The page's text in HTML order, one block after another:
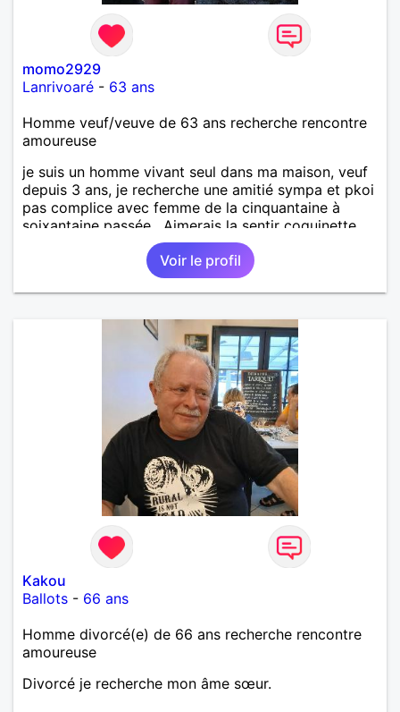
momo2929
Lanrivoaré - 63 ans
Homme veuf/veuve de 63 ans recherche rencontre
amoureuse
je suis un homme vivant seul dans ma maison, veuf
depuis 3 ans, je recherche une amitié sympa et pkoi
pas complice avec femme de la cinquantaine à
soixantaine passée . Aimerais la sentir coquinette,
pour se faire des bisous et qui sait se découvrir
Voir le profil
Kakou
Ballots - 66 ans
Homme divorcé(e) de 66 ans recherche rencontre
amoureuse
Divorcé je recherche mon âme sœur.